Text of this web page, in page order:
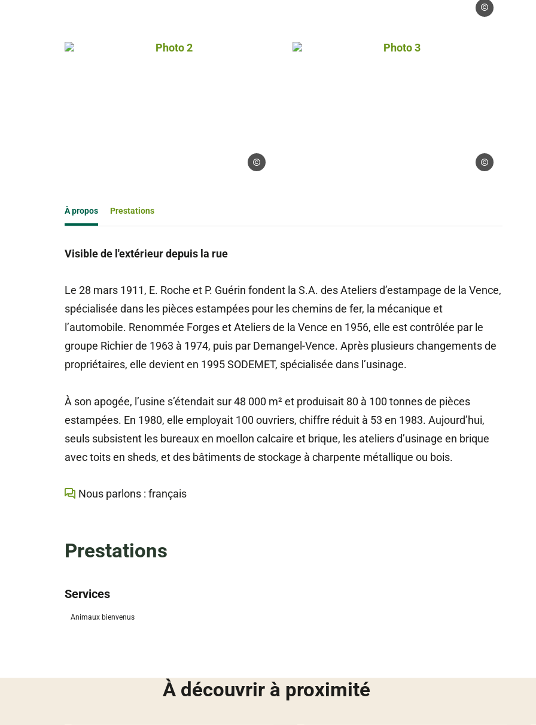
Droits gérés –
Photo 2, © Droits gérés – Marasi Julien
Droits gérés – Marasi Julien
Photo 3, © Droits gérés – Marasi
Droits gérés –
À propos Prestations
Visible de l'extérieur depuis la rue
Le 28 mars 1911, E. Roche et P. Guérin fondent la S.A. des Ateliers d’estampage de la Vence,
spécialisée dans les pièces estampées pour les chemins de fer, la mécanique et
l’automobile. Renommée Forges et Ateliers de la Vence en 1956, elle est contrôlée par le
groupe Richier de 1963 à 1974, puis par Demangel-Vence. Après plusieurs changements de
propriétaires, elle devient en 1995 SODEMET, spécialisée dans l’usinage.
À son apogée, l’usine s’étendait sur 48 000 m² et produisait 80 à 100 tonnes de pièces
estampées. En 1980, elle employait 100 ouvriers, chiffre réduit à 53 en 1983. Aujourd’hui,
seuls subsistent les bureaux en moellon calcaire et brique, les ateliers d’usinage en brique
avec toits en sheds, et des bâtiments de stockage à charpente métallique ou bois.
Nous parlons : français
Prestations
Services
Animaux bienvenus
À découvrir à proximité